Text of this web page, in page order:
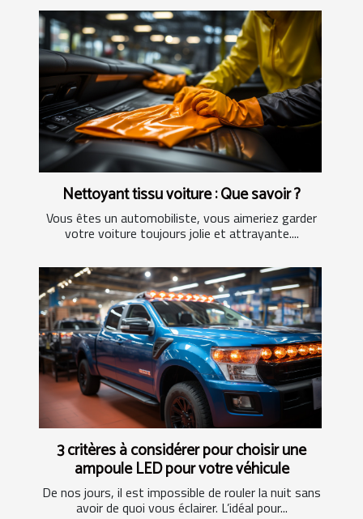
Nettoyant tissu voiture : Que savoir ?
Vous êtes un automobiliste, vous aimeriez garder
votre voiture toujours jolie et attrayante....
3 critères à considérer pour choisir une
ampoule LED pour votre véhicule
De nos jours, il est impossible de rouler la nuit sans
avoir de quoi vous éclairer. L’idéal pour...